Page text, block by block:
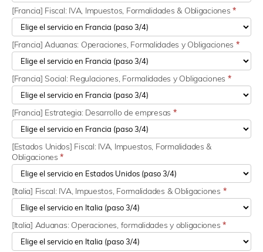
[Francia] Fiscal: IVA, Impuestos, Formalidades & Obligaciones*
[Francia] Aduanas: Operaciones, Formalidades y Obligaciones *
[Francia] Social: Regulaciones, Formalidades y Obligaciones *
[Francia] Estrategia: Desarrollo de empresas *
[Estados Unidos] Fiscal: IVA, Impuestos, Formalidades &
Obligaciones*
[Italia] Fiscal: IVA, Impuestos, Formalidades & Obligaciones *
[Italia] Aduanas: Operaciones, formalidades y obligaciones*